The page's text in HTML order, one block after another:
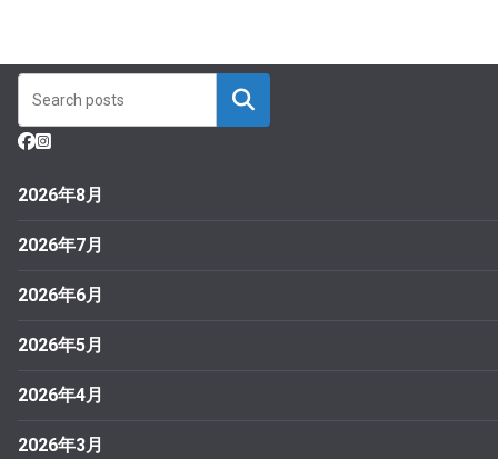
2026年8月
2026年7月
2026年6月
2026年5月
2026年4月
2026年3月